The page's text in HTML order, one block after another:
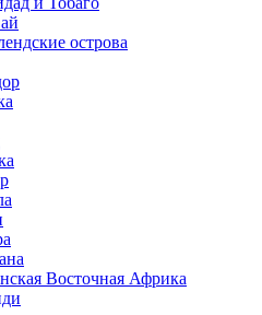
острова
Восточная Африка